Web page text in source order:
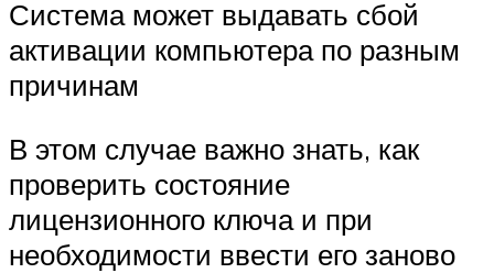
Система может выдавать сбой
активации компьютера по разным
причинам
В этом случае важно знать, как
проверить состояние
лицензионного ключа и при
необходимости ввести его заново